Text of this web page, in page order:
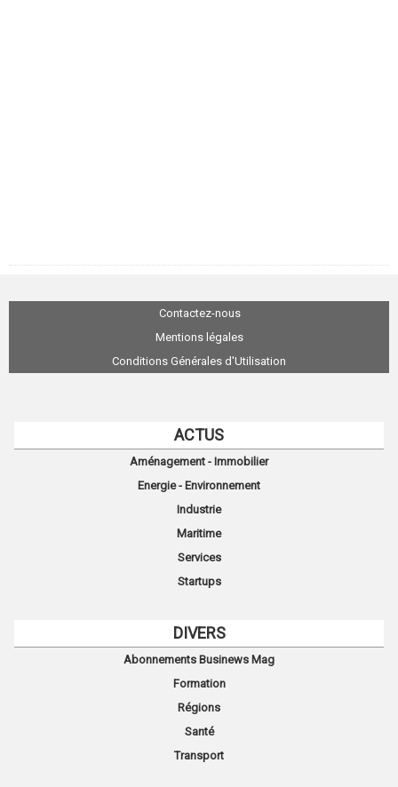
Contactez-nous
Mentions légales
Conditions Générales d'Utilisation
ACTUS
Aménagement - Immobilier
Energie - Environnement
Industrie
Maritime
Services
Startups
DIVERS
Abonnements Businews Mag
Formation
Régions
Santé
Transport